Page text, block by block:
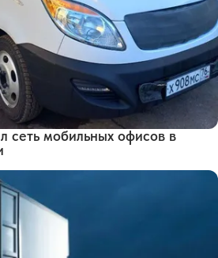
сеть мобильных офисов в